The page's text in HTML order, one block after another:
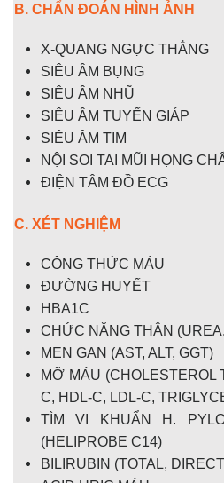
B. CHẨN ĐOÁN HÌNH ẢNH
X-QUANG NGỰC THẲNG
SIÊU ÂM BỤNG
SIÊU ÂM NHŨ
SIÊU ÂM TUYẾN GIÁP
SIÊU ÂM TIM
NỘI SOI TAI MŨI HỌNG
ĐIỆN TÂM ĐỒ ECG
C. XÉT NGHIỆM
CÔNG THỨC MÁU
ĐƯỜNG HUYẾT
HBA1C
CHỨC NĂNG THẬN
MEN GAN (AST, ALT, GGT)
MỠ MÁU (CHOLESTEROL
C, HDL-C, LDL-C,
TÌM VI KHUẨN H.
(HELIPROBE C14)
BILIRUBIN (TOTAL,